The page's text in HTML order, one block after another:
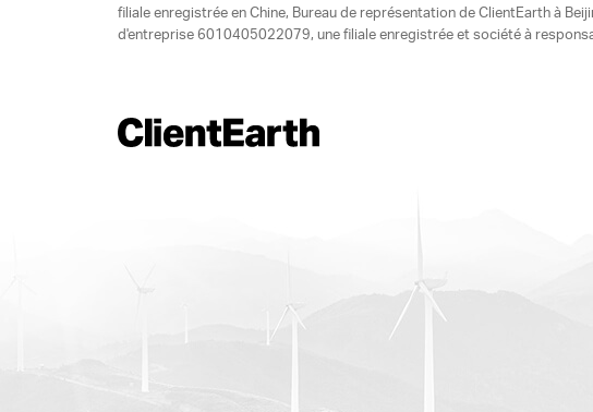
filiale enregistrée en Chine, Bureau de représentation de ClientEarth à
d'entreprise 6010405022079, une filiale enregistrée et société à